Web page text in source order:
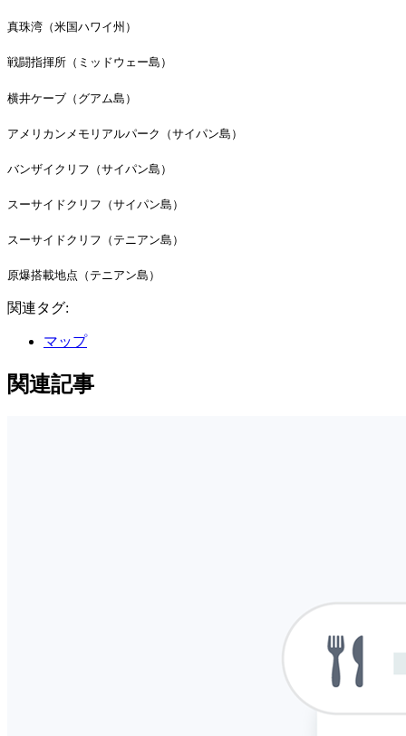
真珠湾（米国ハワイ州）
戦闘指揮所（ミッドウェー島）
横井ケーブ（グアム島）
アメリカンメモリアルパーク（サイパン島）
バンザイクリフ（サイパン島）
スーサイドクリフ（サイパン島）
スーサイドクリフ（テニアン島）
原爆搭載地点（テニアン島）
関連タグ:
マップ
関連記事